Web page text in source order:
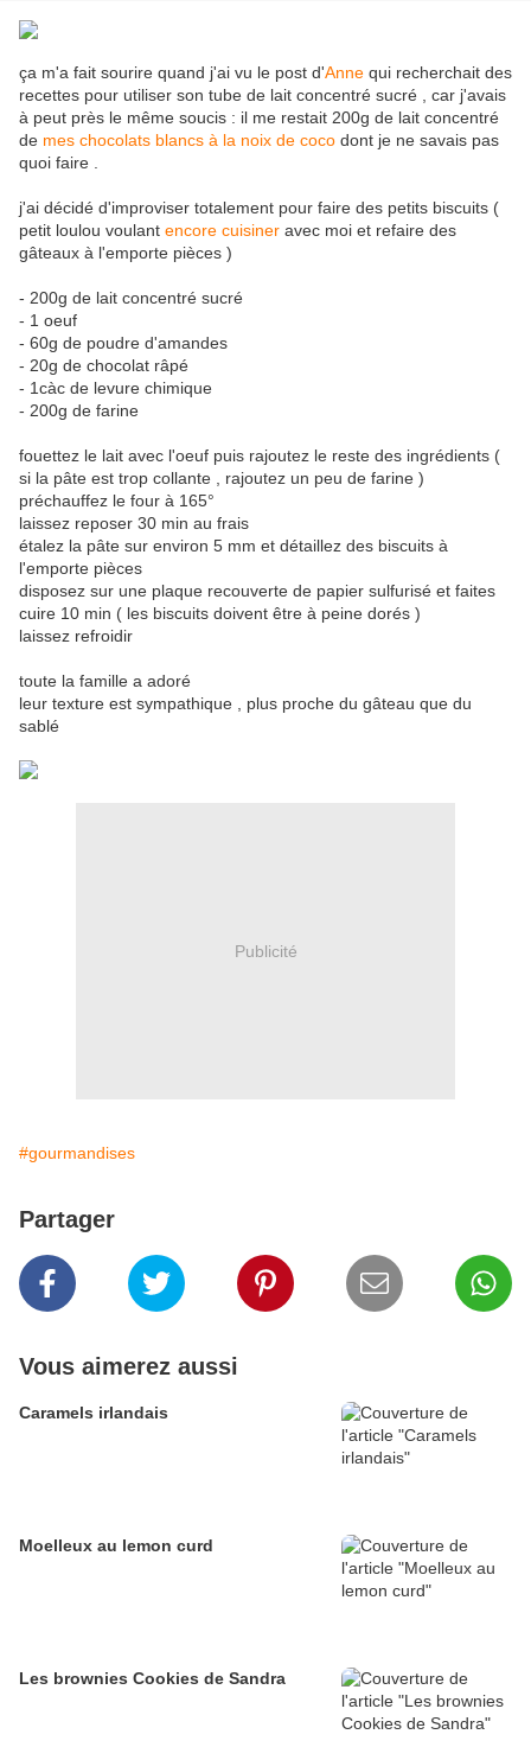
ça m'a fait sourire quand j'ai vu le post d'Anne qui recherchait des
recettes pour utiliser son tube de lait concentré sucré , car j'avais
à peut près le même soucis : il me restait 200g de lait concentré
de mes chocolats blancs à la noix de coco dont je ne savais pas
quoi faire .
j'ai décidé d'improviser totalement pour faire des petits biscuits (
petit loulou voulant encore cuisiner avec moi et refaire des
gâteaux à l'emporte pièces )
- 200g de lait concentré sucré
- 1 oeuf
- 60g de poudre d'amandes
- 20g de chocolat râpé
- 1càc de levure chimique
- 200g de farine
fouettez le lait avec l'oeuf puis rajoutez le reste des ingrédients (
si la pâte est trop collante , rajoutez un peu de farine )
préchauffez le four à 165°
laissez reposer 30 min au frais
étalez la pâte sur environ 5 mm et détaillez des biscuits à
l'emporte pièces
disposez sur une plaque recouverte de papier sulfurisé et faites
cuire 10 min ( les biscuits doivent être à peine dorés )
laissez refroidir
toute la famille a adoré
leur texture est sympathique , plus proche du gâteau que du
sablé
Publicité
#gourmandises
Partager
Vous aimerez aussi
Caramels irlandais
Moelleux au lemon curd
Les brownies Cookies de Sandra